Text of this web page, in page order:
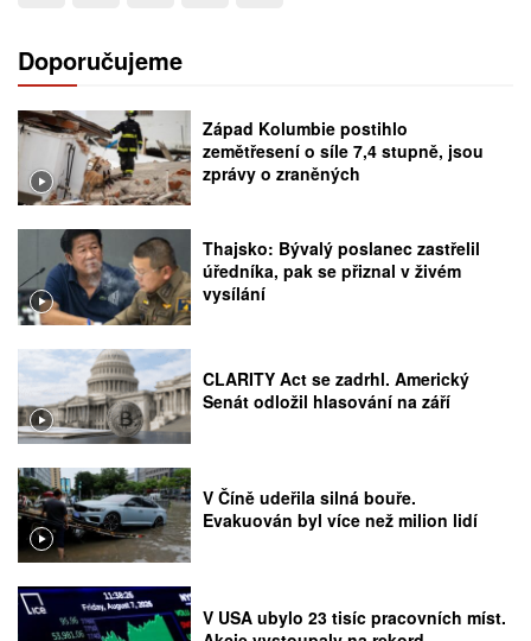
Doporučujeme
Západ Kolumbie postihlo
zemětřesení o síle 7,4 stupně, jsou
zprávy o zraněných
Thajsko: Bývalý poslanec zastřelil
úředníka, pak se přiznal v živém
vysílání
CLARITY Act se zadrhl. Americký
Senát odložil hlasování na září
V Číně udeřila silná bouře.
Evakuován byl více než milion lidí
V USA ubylo 23 tisíc pracovních míst.